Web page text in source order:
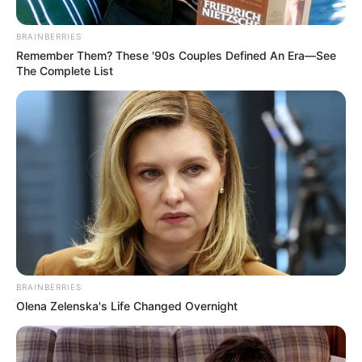
BRAINBERRIES
Remember Them? These '90s Couples Defined An Era—See
The Complete List
BRAINBERRIES
Olena Zelenska's Life Changed Overnight